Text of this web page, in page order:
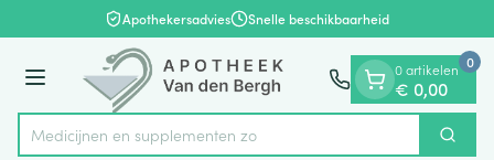
Ga naar de inhoudApothekersadvies Snelle beschikbaarheid
Menu
Product, merk, categorie...
Medicijnen Zoek
0 artikelen
€ 0,00
0